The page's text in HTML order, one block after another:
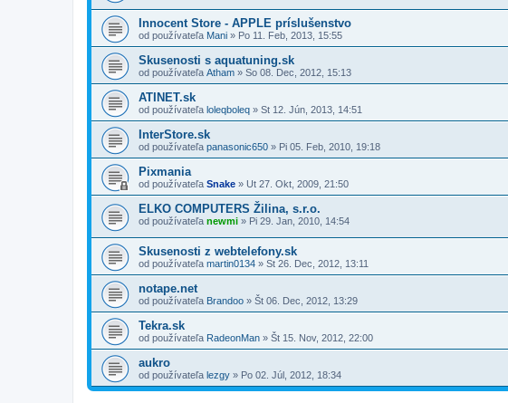
Innocent Store - APPLE príslušenstvo
od používateľa Mani » Po 11. Feb, 2013, 15:55
Skusenosti s aquatuning.sk
od používateľa Atham » So 08. Dec, 2012, 15:13
ATINET.sk
od používateľa loleqboleq » St 12. Jún, 2013, 14:51
InterStore.sk
od používateľa panasonic650 » Pi 05. Feb, 2010, 19:18
Pixmania
od používateľa Snake » Ut 27. Okt, 2009, 21:50
ELKO COMPUTERS Žilina, s.r.o.
od používateľa newmi » Pi 29. Jan, 2010, 14:54
Skusenosti z webtelefony.sk
od používateľa martin0134 » St 26. Dec, 2012, 13:11
notape.net
od používateľa Brandoo » Št 06. Dec, 2012, 13:29
Tekra.sk
od používateľa RadeonMan » Št 15. Nov, 2012, 22:00
aukro
od používateľa lezgy » Po 02. Júl, 2012, 18:34